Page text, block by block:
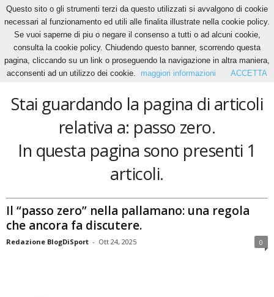
Home Tags Passo zero
passo zero
Stai guardando la pagina di articoli
relativa a: passo zero.
In questa pagina sono presenti 1
articoli.
Il “passo zero” nella pallamano: una regola
che ancora fa discutere.
Redazione BlogDiSport - Ott 24, 2025 0
Questo sito o gli strumenti terzi da questo utilizzati si avvalgono di cookie
necessari al funzionamento ed utili alle finalita illustrate nella cookie policy.
Se vuoi saperne di piu o negare il consenso a tutti o ad alcuni cookie,
consulta la cookie policy. Chiudendo questo banner, scorrendo questa
pagina, cliccando su un link o proseguendo la navigazione in altra maniera,
acconsenti ad un utilizzo dei cookie.
maggiori informazioni ACCETTA